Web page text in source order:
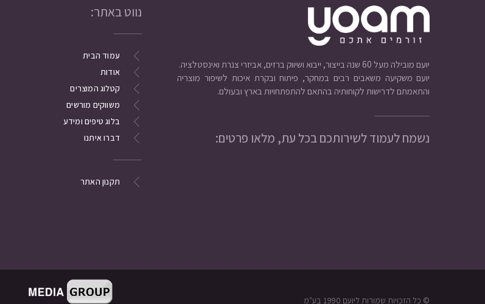
יועם מובילה מעל 60 שנה בייצור, ייבוא ושיווק ברזים, אביזרי צנרת ואינסטלציה.
יועם משקיעה משאבים רבים במחקר, פיתוח ובקרת איכות לשיפור מוצריה
והתאמתם לדרישות לקוחותיה בהתאם להתפתחויות בארץ ובעולם.
נשמח לעמוד לשירותכם בכל עת, מלאו פרטים:
נווט באתר:
עמוד הבית
אודות
קטלוג המוצרים
משווקים מורשים
בלוג טיפים ומידע
דברו איתנו
תקנון האתר
© כל הזכויות שמורות ליועם 1990 בע"מ